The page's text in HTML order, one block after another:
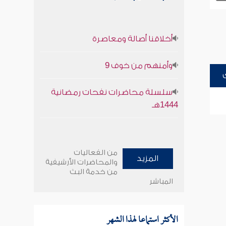
أخلاقنا أصالة ومعاصرة
وأمنهم من خوف 9
سلسلة محاضرات نفحات رمضانية
1444هـ
المزيد
من الفعاليات
والمحاضرات الأرشيفية
من خدمة البث
المباشر
الأكثر استماعا لهذا الشهر